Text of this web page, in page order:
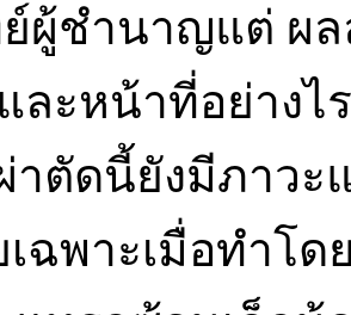
ผู้ชำนาญแต่ ผล
ละหน้าที่อย่างไ
าตัดนี้ยังมีภาว
เฉพาะเมื่อทำ